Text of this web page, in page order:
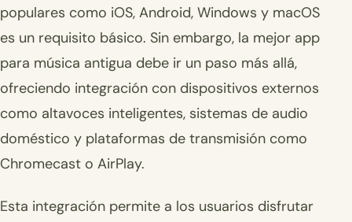
populares como iOS, Android, Windows y macOS
es un requisito básico. Sin embargo, la mejor app
para música antigua debe ir un paso más allá,
ofreciendo integración con dispositivos externos
como altavoces inteligentes, sistemas de audio
doméstico y plataformas de transmisión como
Chromecast o AirPlay.
Esta integración permite a los usuarios disfrutar